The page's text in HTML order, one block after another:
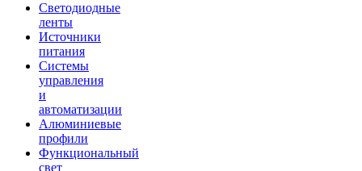
Светодиодные
ленты
Источники
питания
Системы
управления
и
автоматизации
Алюминиевые
профили
Функциональный
свет